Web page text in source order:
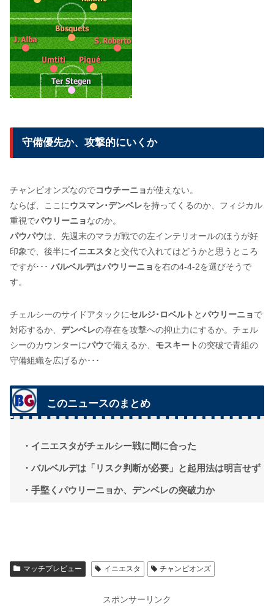
守備優先か、攻撃的にいくか
チャンピオンズなのでコウチーニョが使えない。
ならば、ここにウスマン･デンベレを持ってくるのか、フィジカル
重視でパウリーニョなのか。
パウパウは、先週末のマラガ戦での左インテリオールのほうが好
印象で、後半にイニエスタ と交代で入れてはどうかと思うところ
ですが･･･ バルベルデはパウリーニョを右の4-4-2を選びそうで
す。
チェルシーのサイドアタックにセルジ･ロベルト とパウリーニョで
対応するか、 デンベレの存在を攻撃への抑止力にするか。チェル
シーのカウンターにパウで備えるか、 モスキートの突破で青組の
守備組織を広げるか･･･
このニュースのまとめ
・イニエスタがチェルシー戦に間に合った
・バルベルデは「リスク判断が必要」と起用法は明言せず
・手堅くパウリーニョか、デンベレの突破力か
マッチプレビュー イニエスタ チャンピオンズ
スポンサーリンク